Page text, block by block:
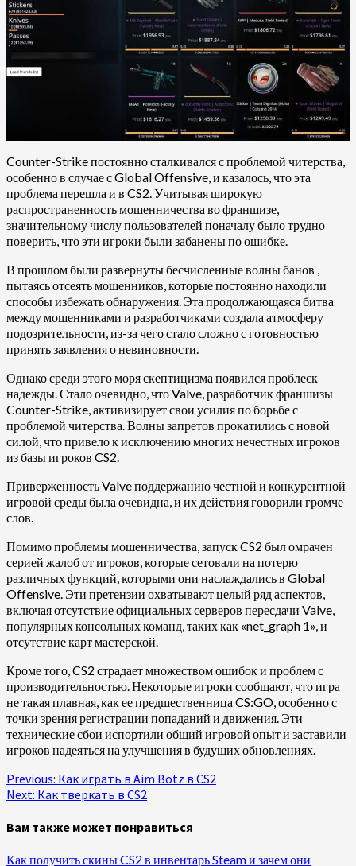
Counter-Strike постоянно сталкивался с проблемой читерства,
особенно в случае с Global Offensive, и казалось, что эта
проблема перешла и в CS2. Учитывая широкую
распространенность мошенничества во франшизе,
значительному числу пользователей поначалу было трудно
поверить, что эти игроки были забанены по ошибке.
В прошлом были развернуты бесчисленные волны банов ,
пытаясь отсеять мошенников, которые постоянно находили
способы избежать обнаружения. Эта продолжающаяся битва
между мошенниками и разработчиками создала атмосферу
подозрительности, из-за чего стало сложно с готовностью
принять заявления о невиновности.
Однако среди этого моря скептицизма появился проблеск
надежды. Стало очевидно, что Valve, разработчик франшизы
Counter-Strike, активизирует свои усилия по борьбе с
проблемой читерства. Волны запретов прокатились с новой
силой, что привело к исключению многих нечестных игроков
из базы игроков CS2.
Приверженность Valve поддержанию честной и конкурентной
игровой среды была очевидна, и их действия говорили громче
слов.
Помимо проблемы мошенничества, запуск CS2 был омрачен
серией жалоб от игроков, которые сетовали на потерю
различных функций, которыми они наслаждались в Global
Offensive. Эти претензии охватывают целый ряд аспектов,
включая отсутствие официальных серверов пересдачи Valve,
популярных консольных команд, таких как «net_graph 1», и
отсутствие карт мастерской.
Кроме того, CS2 страдает множеством ошибок и проблем с
производительностью. Некоторые игроки сообщают, что игра
не такая плавная, как ее предшественница CS:GO, особенно с
точки зрения регистрации попаданий и движения. Эти
технические сбои испортили общий игровой опыт и заставили
игроков надеяться на улучшения в будущих обновлениях.
Continue
Reading
Previous: Как играть в Aim Botz в CS2
Next: Как тверкать в CS2
Вам также может понравиться
Как получить скины CS2 в инвентарь Steam и зачем они